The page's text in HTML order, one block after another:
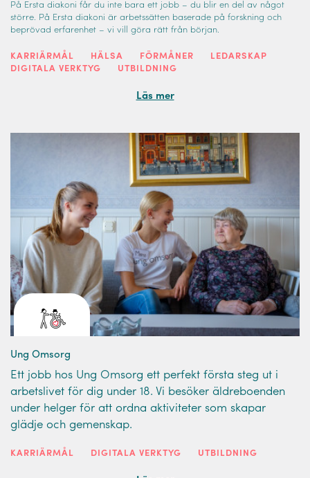
På Ersta diakoni får du inte bara ett jobb – du blir en del av något
större. På Ersta diakoni är arbetssätten baserade på forskning och
beprövad erfarenhet – vi vill göra rätt från början.
KARRIÄRMÅL HÄLSA FÖRMÅNER
LEDARSKAP
DIGITALA VERKTYG
UTBILDNING
Läs mer
Ung Omsorg
Ett jobb hos Ung Omsorg ett perfekt första steg ut i
arbetslivet för dig under 18. Vi besöker äldreboenden
under helger för att ordna aktiviteter som skapar
glädje och gemenskap.
KARRIÄRMÅL DIGITALA VERKTYG UTBILDNING